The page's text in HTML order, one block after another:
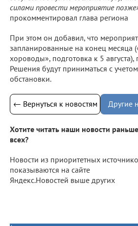
силами провести мероприятие
прокомментировал глава региона
При этом он добавил, что
запланированные на конец месяца
хороводы», подготовка к 5
Решения будут приниматься с
обстановки.
← Вернуться к новостям Другие
Хотите читать наши новости раньше
всех?
Новости из приоритетных
показываются на сайте
Яндекс.Новостей выше других